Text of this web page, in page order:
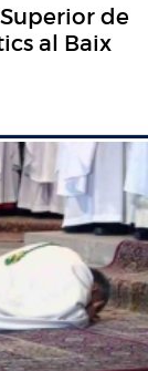
de
al Baix